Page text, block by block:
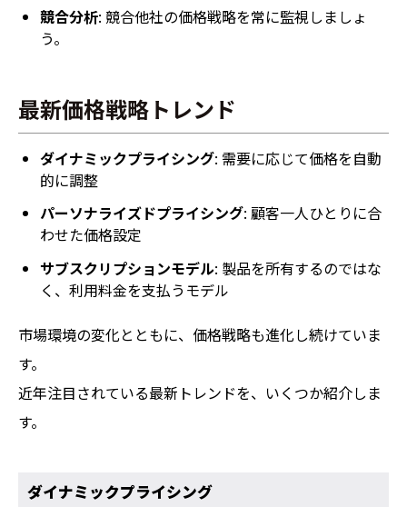
競合分析: 競合他社の価格戦略を常に監視しましょ
う。
最新価格戦略トレンド
ダイナミックプライシング: 需要に応じて価格を自動
的に調整
パーソナライズドプライシング: 顧客一人ひとりに合
わせた価格設定
サブスクリプションモデル: 製品を所有するのではな
く、利用料金を支払うモデル
市場環境の変化とともに、価格戦略も進化し続けていま
す。
近年注目されている最新トレンドを、いくつか紹介しま
す。
ダイナミックプライシング